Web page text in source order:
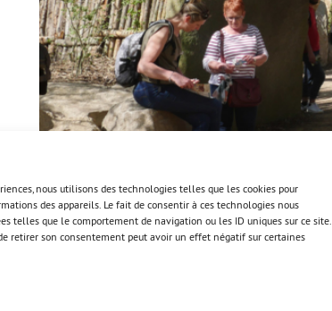
nous utilisons des technologies telles que les cookies pour
des appareils. Le fait de consentir à ces technologies nous
telles que le comportement de navigation ou les ID uniques sur ce site.
retirer son consentement peut avoir un effet négatif sur certaines